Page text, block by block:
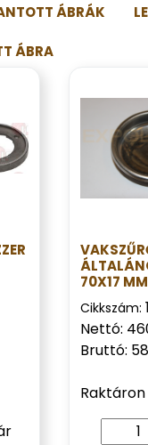
ÁBRÁK
ÁBRA
70X17 MM
Cikkszám:
Nettó:
Bruttó:
Raktáron